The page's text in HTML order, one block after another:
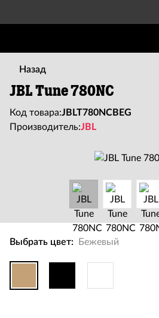
Назад
JBL Tune 780NC
Код товара:JBLT780NCBEG
Производитель:JBL
Выбрать цвет: Бежевый